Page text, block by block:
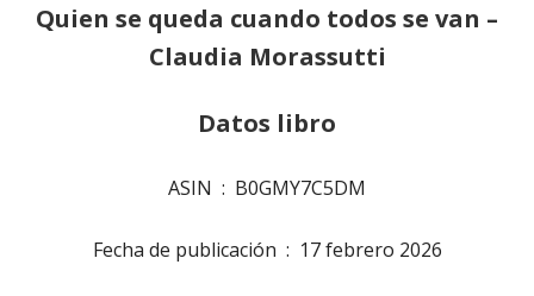
Quien se queda cuando todos se van –
Claudia Morassutti
Datos libro
ASIN ‏ : ‎ B0GMY7C5DM
Fecha de publicación ‏ : ‎ 17 febrero 2026